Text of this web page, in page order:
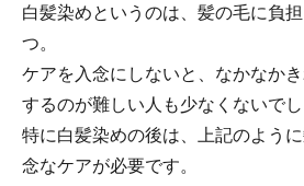
白髪染めというのは、髪の毛に負
つ。
ケアを入念にしないと、なかなか
するのが難しい人も少なくないでし
特に白髪染めの後は、上記のよう
念なケアが必要です。